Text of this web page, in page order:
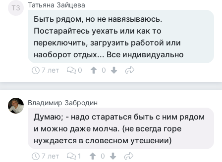
ТЗ Татьяна Зайцева
Быть рядом, но не навязываюсь.
Постарайтесь уехать или как то
переключить, загрузить работой или
наоборот отдых... Все индивидуально
7 лет 0 0
Владимир Забродин
Думаю; - надо стараться быть с ним рядом
и можно даже молча. (не всегда горе
нуждается в словесном утешении)
7 лет 1
0